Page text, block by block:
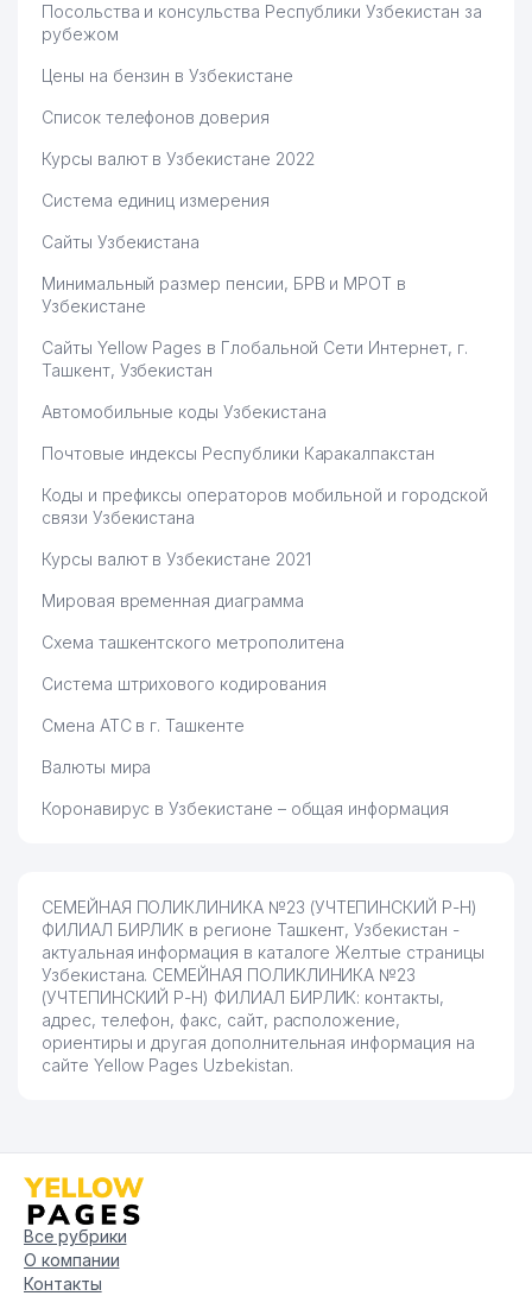
Посольства и консульства Республики Узбекистан за
рубежом
Цены на бензин в Узбекистане
Список телефонов доверия
Курсы валют в Узбекистане 2022
Система единиц измерения
Сайты Узбекистана
Минимальный размер пенсии, БРВ и МРОТ в
Узбекистане
Сайты Yellow Pages в Глобальной Сети Интернет, г.
Ташкент, Узбекистан
Автомобильные коды Узбекистана
Почтовые индексы Республики Каракалпакстан
Коды и префиксы операторов мобильной и городской
связи Узбекистана
Курсы валют в Узбекистане 2021
Мировая временная диаграмма
Схема ташкентского метрополитена
Система штрихового кодирования
Смена АТС в г. Ташкенте
Валюты мира
Коронавирус в Узбекистане – общая информация
СЕМЕЙНАЯ ПОЛИКЛИНИКА №23 (УЧТЕПИНСКИЙ Р-Н)
ФИЛИАЛ БИРЛИК в регионе Ташкент, Узбекистан -
актуальная информация в каталоге Желтые страницы
Узбекистана. СЕМЕЙНАЯ ПОЛИКЛИНИКА №23
(УЧТЕПИНСКИЙ Р-Н) ФИЛИАЛ БИРЛИК: контакты,
адрес, телефон, факс, сайт, расположение,
ориентиры и другая дополнительная информация на
сайте Yellow Pages Uzbekistan.
Все рубрики
О компании
Контакты